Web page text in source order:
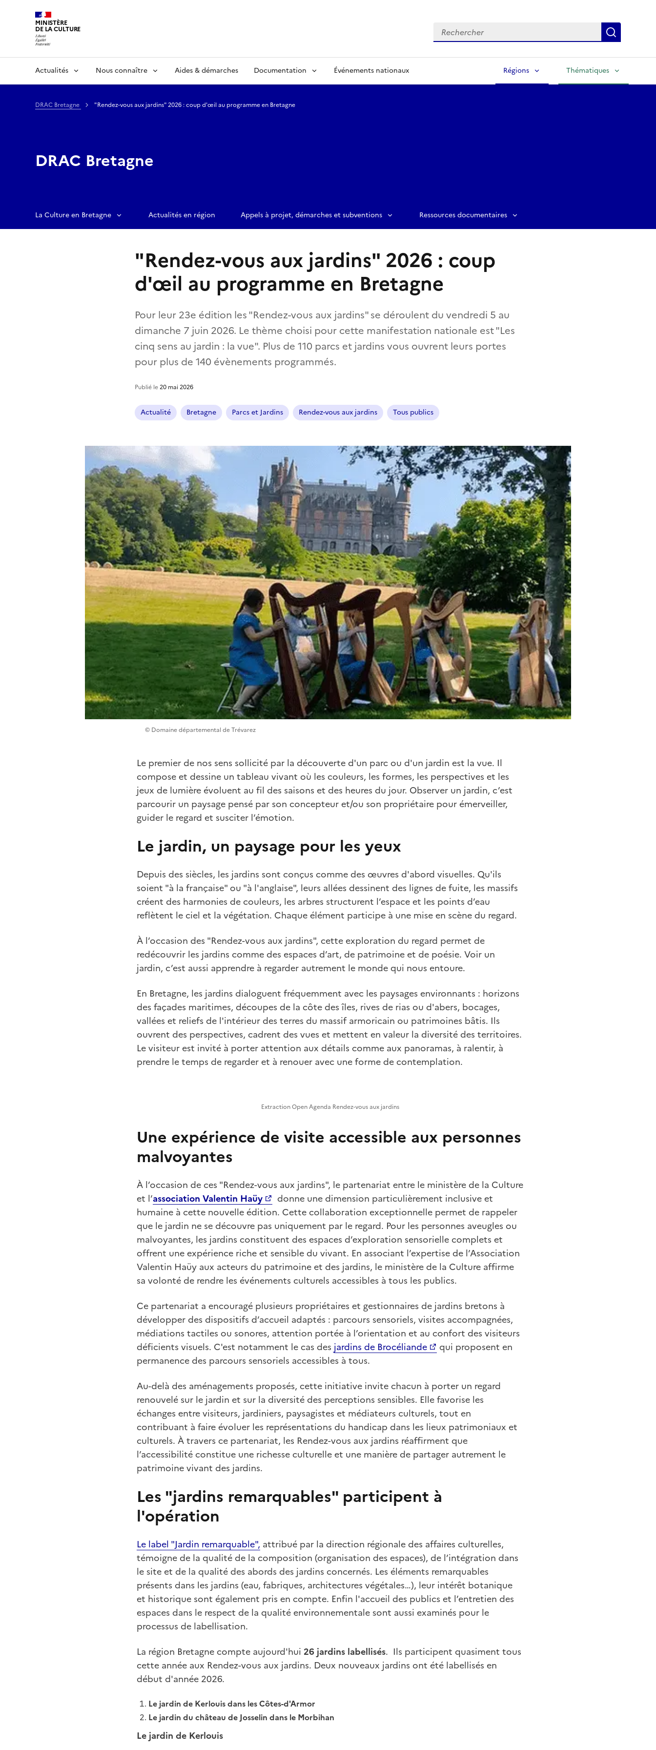
MINISTÈRE
DE LA CULTURE Rechercher
Actualités Nous connaître Aides & démarches Documentation Événements nationaux Régions Thématiques
DRAC Bretagne "Rendez-vous aux jardins" 2026 : coup d'œil au programme en Bretagne
DRAC Bretagne
La Culture en Bretagne Actualités en région Appels à projet, démarches et subventions Ressources documentaires
"Rendez-vous aux jardins" 2026 : coup
d'œil au programme en Bretagne
Pour leur 23e édition les "Rendez-vous aux jardins" se déroulent du vendredi 5 au
dimanche 7 juin 2026. Le thème choisi pour cette manifestation nationale est "Les
cinq sens au jardin : la vue". Plus de 110 parcs et jardins vous ouvrent leurs portes
pour plus de 140 évènements programmés.
Publié le20 mai 2026
Actualité Bretagne Parcs et Jardins Rendez-vous aux jardins Tous publics
© Domaine départemental de Trévarez
Le premier de nos sens sollicité par la découverte d'un parc ou d'un jardin est la vue. Il
compose et dessine un tableau vivant où les couleurs, les formes, les perspectives et les
jeux de lumière évoluent au fil des saisons et des heures du jour. Observer un jardin, c’est
parcourir un paysage pensé par son concepteur et/ou son propriétaire pour émerveiller,
guider le regard et susciter l’émotion.
Le jardin, un paysage pour les yeux
Depuis des siècles, les jardins sont conçus comme des œuvres d'abord visuelles. Qu'ils
soient "à la française" ou "à l'anglaise", leurs allées dessinent des lignes de fuite, les massifs
créent des harmonies de couleurs, les arbres structurent l’espace et les points d’eau
reflètent le ciel et la végétation. Chaque élément participe à une mise en scène du regard.
À l’occasion des "Rendez-vous aux jardins", cette exploration du regard permet de
redécouvrir les jardins comme des espaces d’art, de patrimoine et de poésie. Voir un
jardin, c’est aussi apprendre à regarder autrement le monde qui nous entoure.
En Bretagne, les jardins dialoguent fréquemment avec les paysages environnants : horizons
des façades maritimes, découpes de la côte des îles, rives de rias ou d'abers, bocages,
vallées et reliefs de l'intérieur des terres du massif armoricain ou patrimoines bâtis. Ils
ouvrent des perspectives, cadrent des vues et mettent en valeur la diversité des territoires.
Le visiteur est invité à porter attention aux détails comme aux panoramas, à ralentir, à
prendre le temps de regarder et à renouer avec une forme de contemplation.
Extraction Open Agenda Rendez-vous aux jardins
Une expérience de visite accessible aux personnes
malvoyantes
À l’occasion de ces "Rendez-vous aux jardins", le partenariat entre le ministère de la Culture
et l’association Valentin Haüy
donne une dimension particulièrement inclusive et
humaine à cette nouvelle édition. Cette collaboration exceptionnelle permet de rappeler
que le jardin ne se découvre pas uniquement par le regard. Pour les personnes aveugles ou
malvoyantes, les jardins constituent des espaces d’exploration sensorielle complets et
offrent une expérience riche et sensible du vivant. En associant l’expertise de l’Association
Valentin Haüy aux acteurs du patrimoine et des jardins, le ministère de la Culture affirme
sa volonté de rendre les événements culturels accessibles à tous les publics.
Ce partenariat a encouragé plusieurs propriétaires et gestionnaires de jardins bretons à
développer des dispositifs d’accueil adaptés : parcours sensoriels, visites accompagnées,
médiations tactiles ou sonores, attention portée à l’orientation et au confort des visiteurs
déficients visuels. C'est notamment le cas des jardins de Brocéliande
qui proposent en
permanence des parcours sensoriels accessibles à tous.
Au-delà des aménagements proposés, cette initiative invite chacun à porter un regard
renouvelé sur le jardin et sur la diversité des perceptions sensibles. Elle favorise les
échanges entre visiteurs, jardiniers, paysagistes et médiateurs culturels, tout en
contribuant à faire évoluer les représentations du handicap dans les lieux patrimoniaux et
culturels. À travers ce partenariat, les Rendez-vous aux jardins réaffirment que
l’accessibilité constitue une richesse culturelle et une manière de partager autrement le
patrimoine vivant des jardins.
Les "jardins remarquables" participent à
l'opération
Le label "Jardin remarquable", attribué par la direction régionale des affaires culturelles,
témoigne de la qualité de la composition (organisation des espaces), de l’intégration dans
le site et de la qualité des abords des jardins concernés. Les éléments remarquables
présents dans les jardins (eau, fabriques, architectures végétales…), leur intérêt botanique
et historique sont également pris en compte. Enfin l'accueil des publics et l’entretien des
espaces dans le respect de la qualité environnementale sont aussi examinés pour le
processus de labellisation.
La région Bretagne compte aujourd'hui 26 jardins labellisés. Ils participent quasiment tous
cette année aux Rendez-vous aux jardins. Deux nouveaux jardins ont été labellisés en
début d'année 2026.
Le jardin de Kerlouis dans les Côtes-d'Armor
Le jardin du château de Josselin dans le Morbihan
Le jardin de Kerlouis